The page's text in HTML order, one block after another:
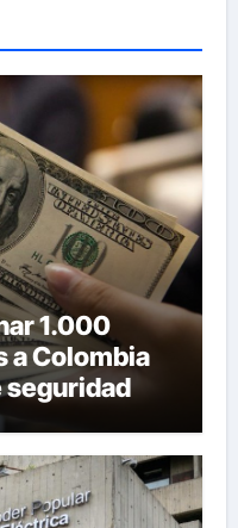
1.000
a Colombia
seguridad